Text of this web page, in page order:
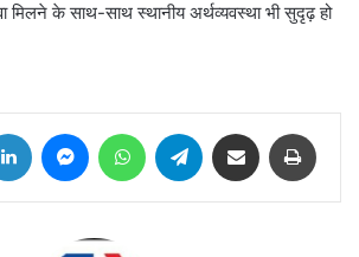
मिलने के साथ-साथ स्थानीय अर्थव्यवस्था भी सुदृढ़ हो
LinkedIn MessengerWhatsAppTelegram Share via Email